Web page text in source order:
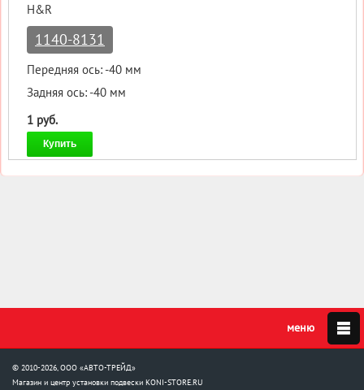
H&R
1140-8131
Передняя ось: -40 мм
Задняя ось: -40 мм
1 руб.
Купить
© 2010-2026, ООО «АВТО-ТРЕЙД»
Магазин и центр установки подвески KONI-STORE.RU